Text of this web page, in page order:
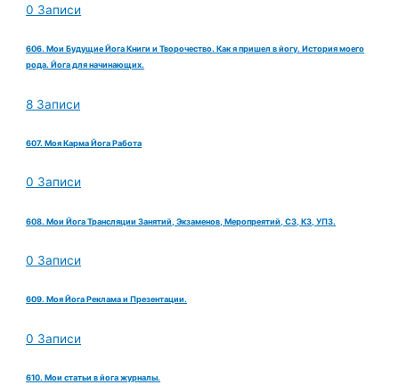
0 Записи
606. Мои Будущие Йога Книги и Творочество. Как я пришел в йогу. История моего
рода. Йога для начинающих.
8 Записи
607. Моя Карма Йога Работа
0 Записи
608. Мои Йога Трансляции Занятий, Экзаменов, Меропреятий, СЗ, КЗ, УПЗ.
0 Записи
609. Моя Йога Реклама и Презентации.
0 Записи
610. Мои статьи в йога журналы.